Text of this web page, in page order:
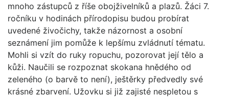
mnoho zástupců z říše obojživelníků a plazů. Žáci 7.
ročníku v hodinách přírodopisu budou probírat
uvedené živočichy, takže názornost a osobní
seznámení jim pomůže k lepšímu zvládnutí tématu.
Mohli si vzít do ruky ropuchu, pozorovat její tělo a
kůži. Naučili se rozpoznat skokana hnědého od
zeleného (o barvě to není), ještěrky předvedly své
krásné zbarvení. Užovku si již zajisté nespletou s